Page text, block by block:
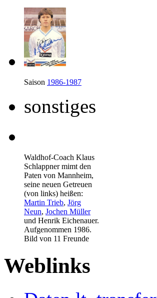
Saison 1986-1987
sonstiges
Waldhof-Coach Klaus
Schlappner mimt den
Paten von Mannheim,
seine neuen Getreuen
(von links) heißen:
Martin Trieb, Jörg
Neun, Jochen Müller
und Henrik Eichenauer.
Aufgenommen 1986.
Bild von 11 Freunde
Weblinks